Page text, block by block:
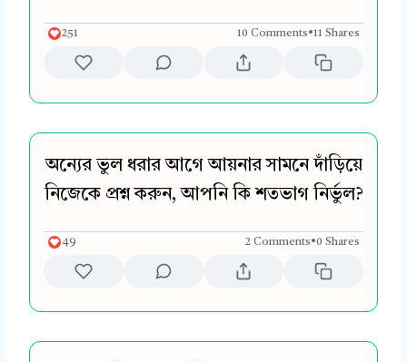
251 10 Comments•11 Shares
অন্যের ভুল ধরার আগে আয়নার সামনে দাঁড়িয়ে
নিজেকে প্রশ্ন করুন, আপনি কি শতভাগ নির্ভুল?
49 2 Comments•0 Shares